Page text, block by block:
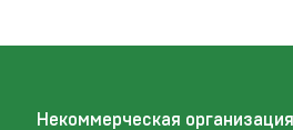
Некоммерческая организация